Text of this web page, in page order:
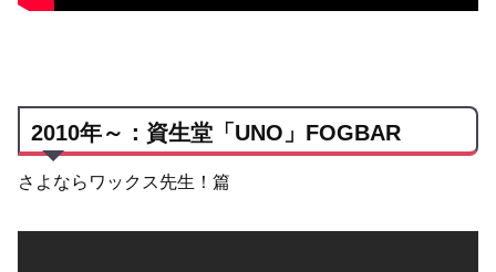
2010年～：資生堂「UNO」FOGBAR
さよならワックス先生！篇